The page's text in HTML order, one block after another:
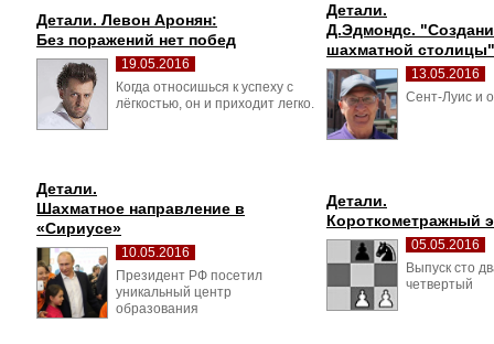
Детали. Левон Аронян:
Без поражений нет побед
19.05.2016
Когда относишься к успеху с
лёгкостью, он и приходит легко.
Детали.
Д.Эдмондс.
шахматной столицы"
13.05.2016
Сент-Луис и
Детали.
Шахматное направление в
«Сириусе»
10.05.2016
Президент РФ посетил
уникальный центр
образования
Детали.
Короткометражный
05.05.2016
Выпуск сто
четвертый